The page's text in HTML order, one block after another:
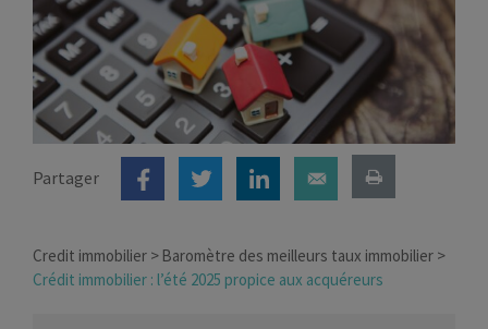
Partager
Credit immobilier
Baromètre des meilleurs taux immobilier
Crédit immobilier : l’été 2025 propice aux acquéreurs